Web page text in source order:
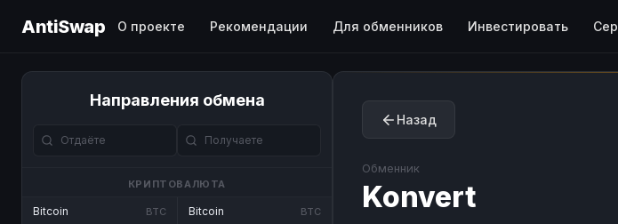
AntiSwap О проекте Рекомендации Для обменников Инвестировать
Направления обмена
КРИПТОВАЛЮТА
Bitcoin BTC Bitcoin BTC
Назад
Обменник
Konvert